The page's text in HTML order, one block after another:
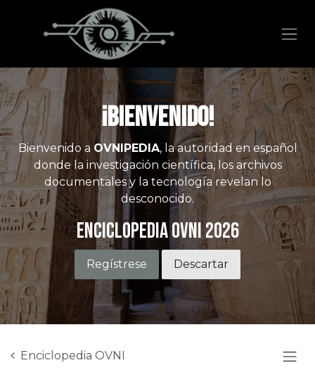
¡Bienvenido!
Bienvenido a OVNIPEDIA, la autoridad en español
donde la investigación científica, los archivos
documentales y la tecnología revelan lo
desconocido.
Enciclopedia OVNI 2026
Regístrese Descartar
Enciclopedia OVNI